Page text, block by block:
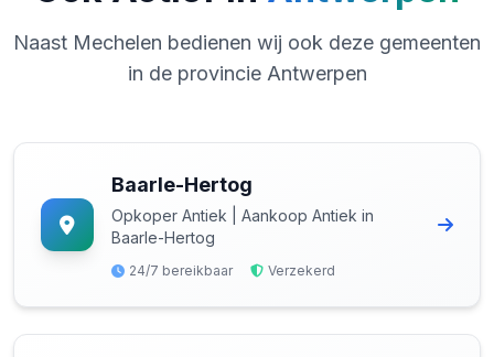
Naast Mechelen bedienen wij ook deze gemeenten
in de provincie Antwerpen
Baarle-Hertog
Opkoper Antiek | Aankoop Antiek in
Baarle-Hertog
24/7 bereikbaar Verzekerd